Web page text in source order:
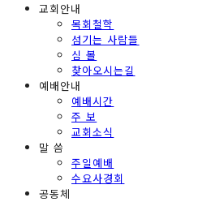
교회안내
목회철학
섬기는 사람들
심 볼
찾아오시는길
예배안내
예배시간
주 보
교회소식
말 씀
주일예배
수요사경회
공동체